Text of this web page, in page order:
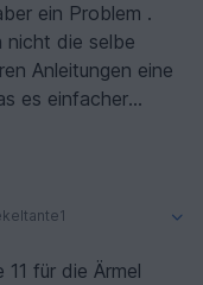
ein Problem .
nicht die selbe
Anleitungen eine
es einfacher
finden . Das soll
, bin
für die Ärmel